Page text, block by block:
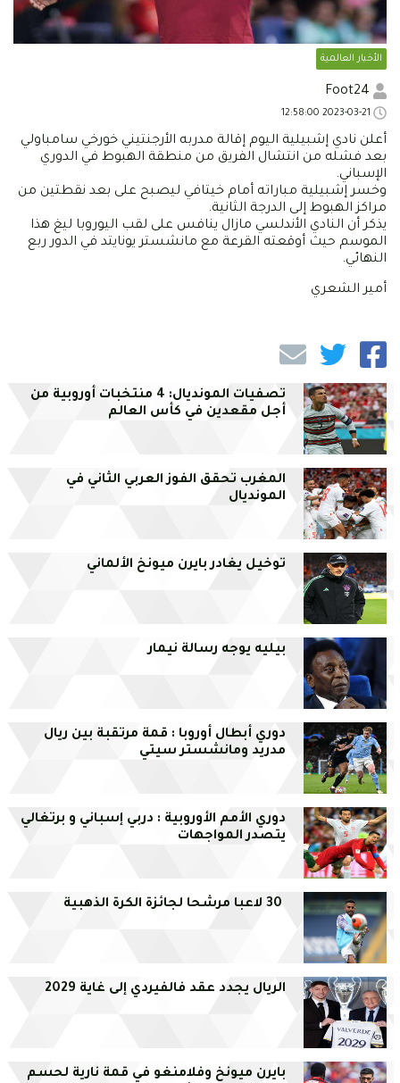
الأخبار العالمية
أعلن نادي إشبيلية اليوم إقالة مدربه الأرجنتيني خورخي سامباولي
بعد فشله من انتشال الفريق من منطقة الهبوط في الدوري
الإسباني.
وخسر إشبيلية مباراته أمام خيتافي ليصبح على بعد نقطتين من
مراكز الهبوط إلى الدرجة الثانية.
يذكر أن النادي الأندلسي مازال ينافس على لقب اليوروبا ليغ هذا
الموسم حيث أوقعته القرعة مع مانشستر يونايتد في الدور ربع
النهائي.
أمير الشعري
تصفيات المونديال: 4 منتخبات أوروبية من
أجل مقعدين في كأس العالم
المغرب تحقق الفوز العربي الثاني في
المونديال
توخيل يغادر بايرن ميونخ الألماني
بيليه يوجه رسالة نيمار
دوري أبطال أوروبا : قمة مرتقبة بين ريال
مدريد ومانشستر سيتي
دوري الأمم الأوروبية : دربي إسباني و برتغالي
يتصدر المواجهات
الريال يجدد عقد فالفيردي إلى غاية 2029
بايرن ميونخ وفلامنغو في قمة نارية لحسم